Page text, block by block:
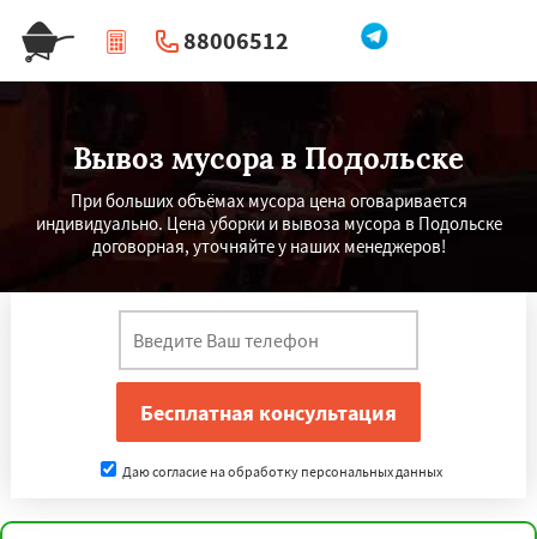
88006512
| Перезвоните мне
Вывоз мусора в Подольске
При больших объёмах мусора цена оговаривается
индивидуально. Цена уборки и вывоза мусора в Подольске
договорная, уточняйте у наших менеджеров!
Даю согласие на обработку персональных данных